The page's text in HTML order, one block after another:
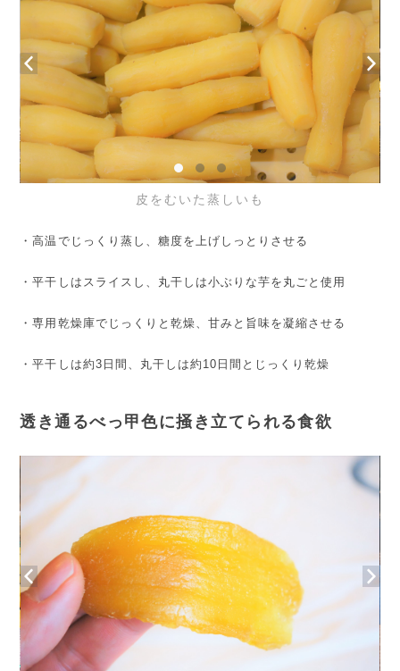
皮をむいた蒸しいも
・高温でじっくり蒸し、糖度を上げしっとりさせる
・平干しはスライスし、丸干しは小ぶりな芋を丸ごと使用
・専用乾燥庫でじっくりと乾燥、甘みと旨味を凝縮させる
・平干しは約3日間、丸干しは約10日間とじっくり乾燥
透き通るべっ甲色に掻き立てられる食欲